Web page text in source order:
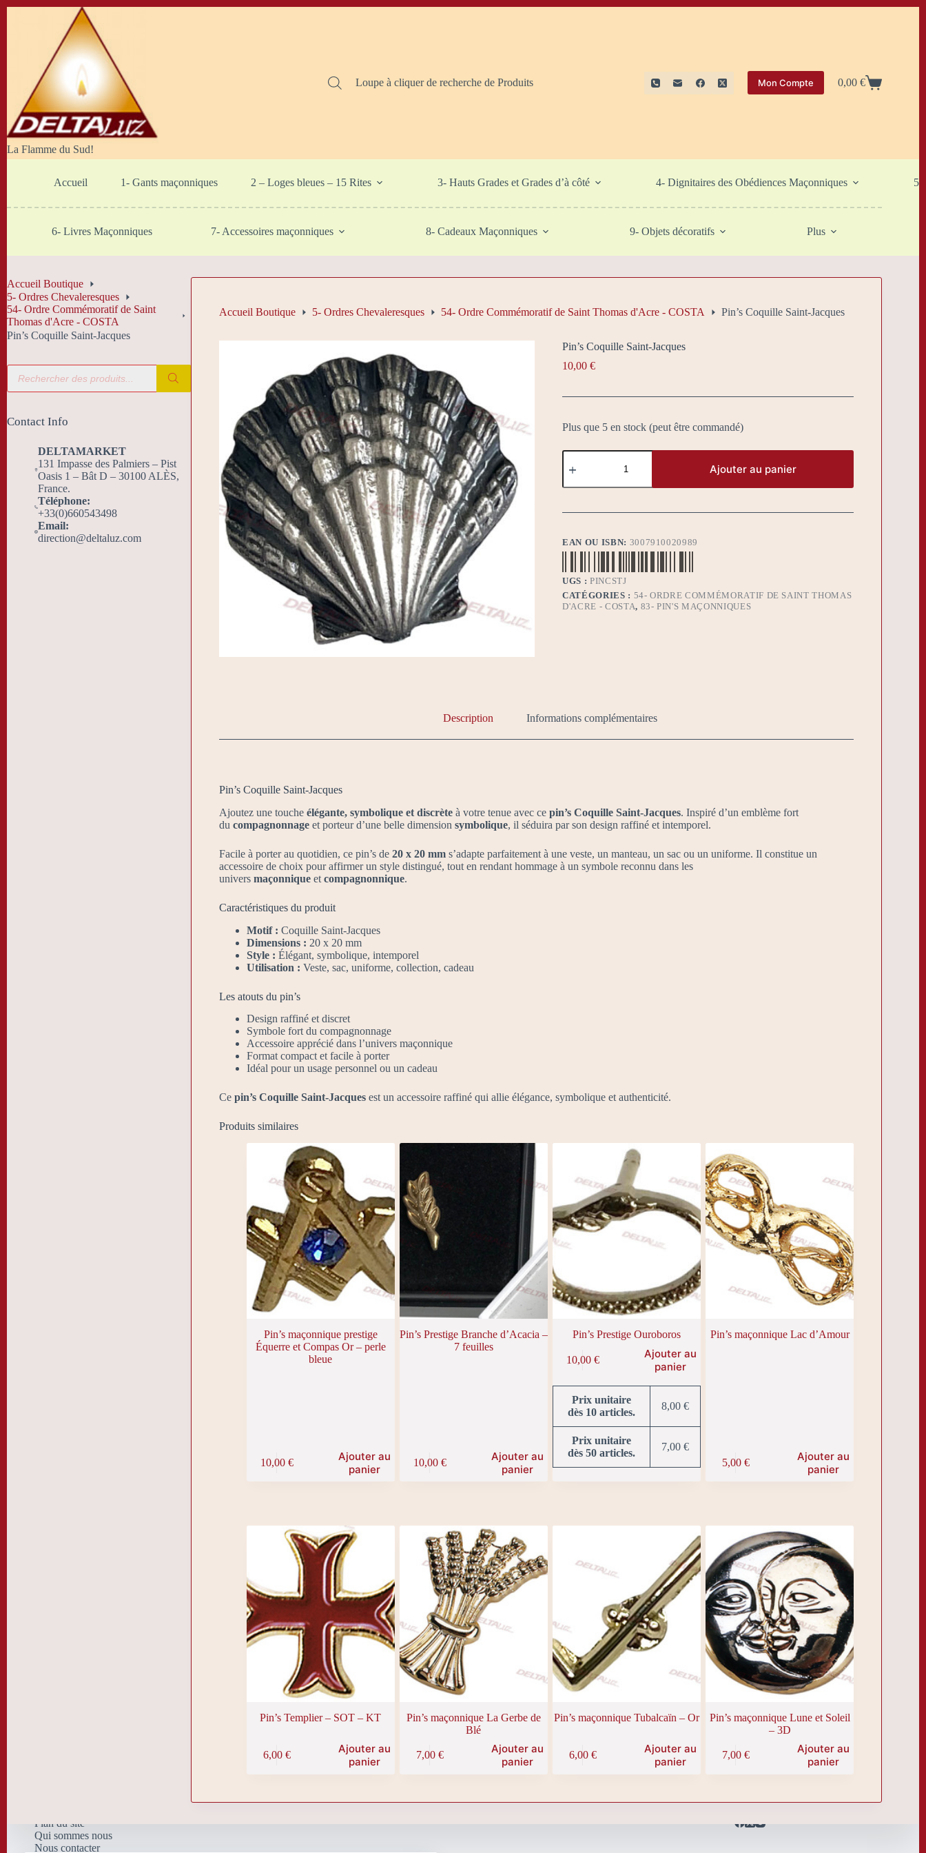
La Flamme du Sud!
Loupe à cliquer de recherche de Produits Mon Compte
Panier
0,00€
Accueil 1- Gants maçonniques 2 – Loges bleues – 15 Rites 3- Hauts Grades et Grades d’à côté 4- Dignitaires des Obédiences Maçonniques 5-
6- Livres Maçonniques 7- Accessoires maçonniques 8- Cadeaux Maçonniques 9- Objets décoratifs Plus
Accueil Boutique 5- Ordres Chevaleresques 54- Ordre Commémoratif de Saint Thomas d'Acre - COSTA Pin’s Coquille Saint-Jacques
Pin’s Coquille Saint-Jacques
10,00€
Plus que 5 en stock (peut être commandé)
quantité
de
Coquille
Jacques
Ajouter au panier
EAN OU ISBN: 3007910020989
UGS :PINCSTJ
CATÉGORIES : 54- ORDRE COMMÉMORATIF DE SAINT THOMAS
D'ACRE - COSTA, 83- PIN'S MAÇONNIQUES
Description Informations complémentaires
Pin’s Coquille Saint-Jacques
Ajoutez une touche élégante, symbolique et discrèteà votre tenue avec ce pin’s Coquille Saint-Jacques. Inspiré d’un emblème fort
du compagnonnageet porteur d’une belle dimension symbolique, il séduira par son design raffiné et intemporel.
Facile à porter au quotidien, ce pin’s de 20 x 20 mms’adapte parfaitement à une veste, un manteau, un sac ou un uniforme. Il constitue un
accessoire de choix pour affirmer un style distingué, tout en rendant hommage à un symbole reconnu dans les
univers maçonniqueet compagnonnique.
Caractéristiques du produit
Motif : Coquille Saint-Jacques
Dimensions : 20 x 20 mm
Style : Élégant, symbolique, intemporel
Utilisation : Veste, sac, uniforme, collection, cadeau
Les atouts du pin’s
Design raffiné et discret
Symbole fort du compagnonnage
Accessoire apprécié dans l’univers maçonnique
Format compact et facile à porter
Idéal pour un usage personnel ou un cadeau
Ce pin’s Coquille Saint-Jacquesest un accessoire raffiné qui allie élégance, symbolique et authenticité.
Produits similaires
Pin’s maçonnique prestige
Équerre et Compas Or – perle
bleue
10,00 €
Ajouter au
panier
Pin’s Prestige Branche d’Acacia –
7 feuilles
10,00 €
Ajouter au
panier
Pin’s Prestige Ouroboros
10,00 €
Ajouter au
panier
Prix unitaire
dès 10 articles.
8,00 €
Prix unitaire
dès 50 articles.
7,00 €
Pin’s maçonnique Lac d’Amour
5,00 €
Ajouter au
panier
Pin’s Templier – SOT – KT
6,00 €
Ajouter au
panier
Pin’s maçonnique La Gerbe de
Blé
7,00 €
Ajouter au
panier
Pin’s maçonnique Tubalcaïn – Or
6,00 €
Ajouter au
panier
Pin’s maçonnique Lune et Soleil
– 3D
7,00 €
Ajouter au
panier
Accueil Boutique
5- Ordres Chevaleresques
54- Ordre Commémoratif de Saint
Thomas d'Acre - COSTA
Pin’s Coquille Saint-Jacques
Recherche
produits
Contact Info
DELTAMARKET
131 Impasse des Palmiers – Pist
Oasis 1 – Bât D – 30100 ALÈS,
France.
Téléphone:
+33(0)660543498
Email:
direction@deltaluz.com
Plan du site
Qui sommes nous
Nous contacter